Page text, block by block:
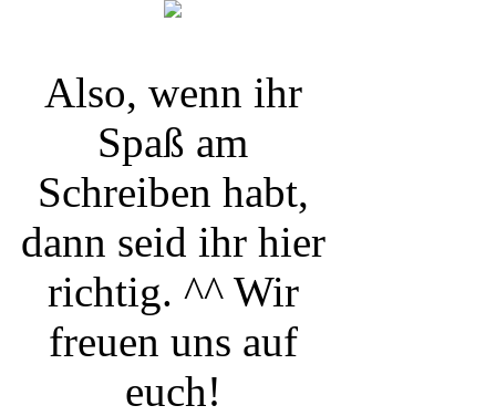
Also, wenn ihr
Spaß am
Schreiben habt,
dann seid ihr hier
richtig. ^^ Wir
freuen uns auf
euch!